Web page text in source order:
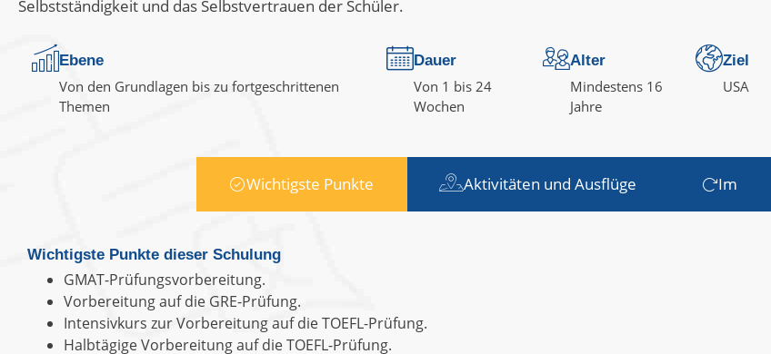
Selbstständigkeit und das Selbstvertrauen der Schüler.
Ebene
Von den Grundlagen bis zu fortgeschrittenen
Themen
Dauer
Von 1 bis 24
Wochen
Alter
Mindestens 16
Jahre
Ziel
USA
Wichtigste Punkte Aktivitäten und Ausflüge Im
Wichtigste Punkte dieser Schulung
GMAT-Prüfungsvorbereitung.
Vorbereitung auf die GRE-Prüfung.
Intensivkurs zur Vorbereitung auf die TOEFL-Prüfung.
Halbtägige Vorbereitung auf die TOEFL-Prüfung.